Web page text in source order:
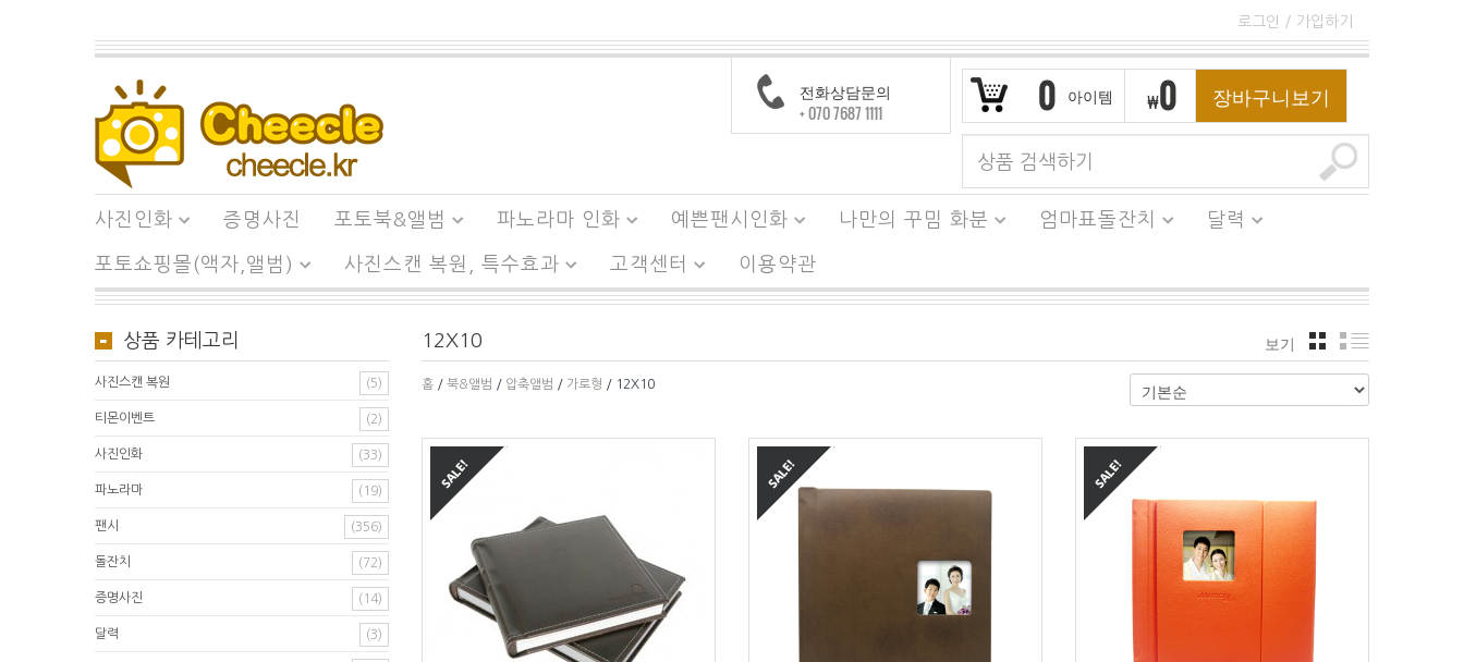
로그인 / 가입하기
0 아이템 ₩0 장바구니보기
전화상담문의
+ 070 7687 1111
사진인화 증명사진 포토북&앨범 파노라마 인화 예쁜팬시인화 나만의 꾸밈 화분 엄마표돌잔치 달력
포토쇼핑몰(액자,앨범) 사진스캔 복원, 특수효과 고객센터 이용약관
12X10 보기 격자
홈 / 북&앨범 / 압축앨범 / 가로형 / 12X10
상품 카테고리
사진스캔 복원 (5)
티몬이벤트 (2)
사진인화 (33)
파노라마 (19)
팬시 (356)
돌잔치 (72)
증명사진 (14)
달력 (3)